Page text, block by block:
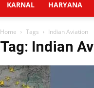
KARNAL HARYANA
Home Tags Indian Aviation
Tag: Indian